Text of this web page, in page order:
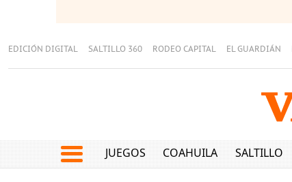
EDICIÓN DIGITAL SALTILLO 360 RODEO CAPITAL EL GUARDIÁN
JUEGOS COAHUILA SALTILLO